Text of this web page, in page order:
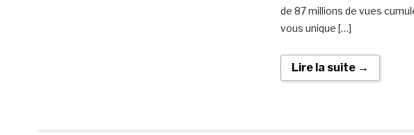
de 87 millions de vues
vous unique […]
Lire la suite →